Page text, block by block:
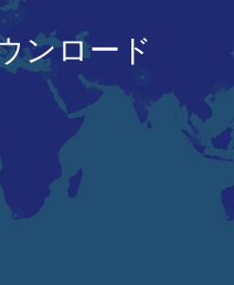
ンロード